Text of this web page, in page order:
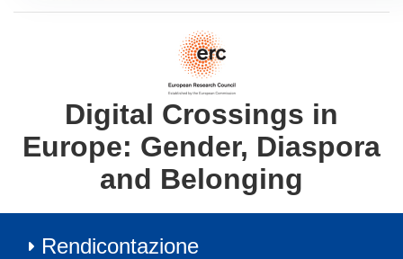
finestra)
Digital Crossings in
Europe: Gender, Diaspora
and Belonging
Rendicontazione